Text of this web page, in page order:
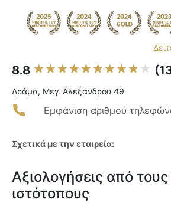
8.8
Δράμα, Μεγ. Αλεξάνδρου 49
Εμφάνιση αριθμού
Σχετικά με την εταιρεία:
Αξιολογήσεις από
ιστότοπους